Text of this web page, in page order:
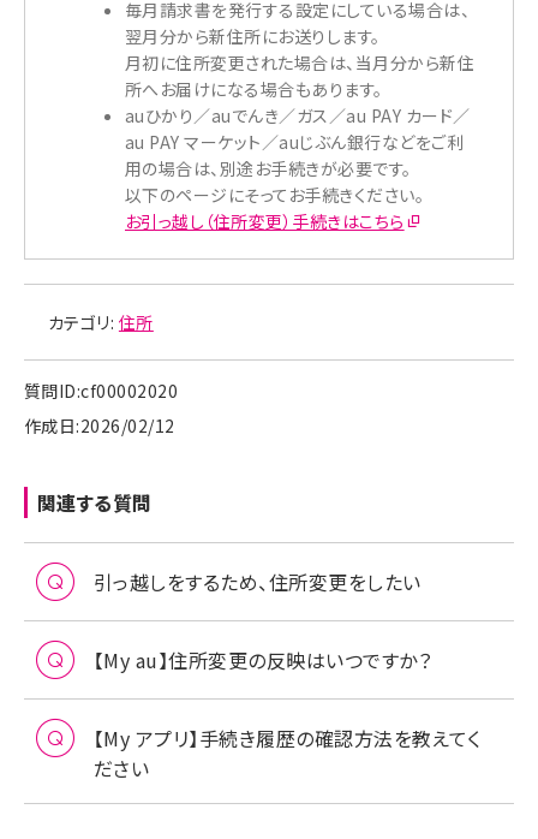
毎月請求書を発行する設定にしている場合は、
翌月分から新住所にお送りします。
月初に住所変更された場合は、当月分から新住
所へお届けになる場合もあります。
auひかり／auでんき／ガス／au PAY カード／
au PAY マーケット／auじぶん銀行などをご利
用の場合は、別途お手続きが必要です。
以下のページにそってお手続きください。
お引っ越し（住所変更）手続きはこちら
カテゴリ: 住所
質問ID:cf00002020
作成日:2026/02/12
関連する質問
引っ越しをするため、住所変更をしたい
【My au】住所変更の反映はいつですか？
【My アプリ】手続き履歴の確認方法を教えてく
ださい